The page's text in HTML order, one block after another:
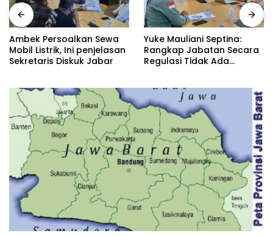
Ambek Persoalkan Sewa
Mobil Listrik, Ini penjelasan
Sekretaris Diskuk Jabar
Yuke Mauliani Septina:
Rangkap Jabatan Secara
Regulasi Tidak Ada